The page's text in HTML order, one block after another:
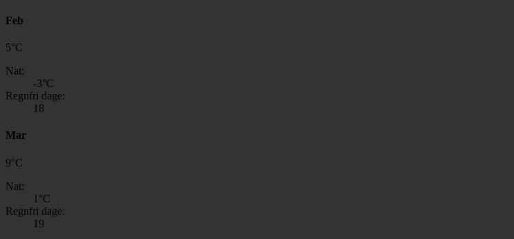
Feb
5°C
Nat:
-3°C
Regnfri dage:
18
Mar
9°C
Nat:
1 °C
Regnfri dage:
19